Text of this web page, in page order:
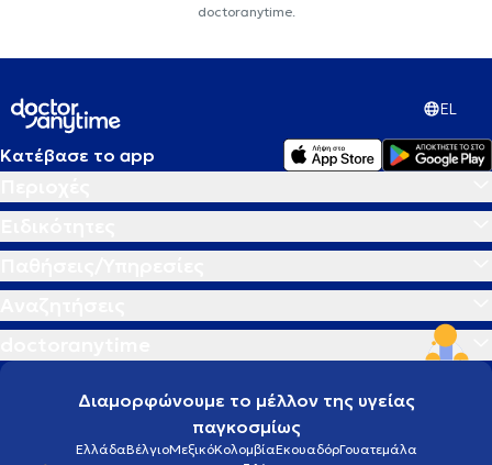
doctoranytime.
EL
Κατέβασε το app
Διαμορφώνουμε το μέλλον της υγείας
παγκοσμίως
ΕλλάδαΒέλγιοΜεξικόΚολομβίαΕκουαδόρΓουατεμάλα